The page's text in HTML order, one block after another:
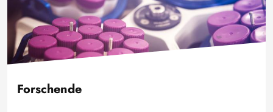
Forschende